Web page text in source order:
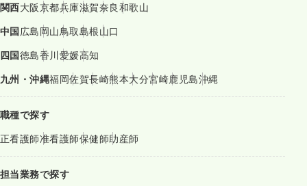
関西大阪京都兵庫滋賀奈良和歌山
中国広島岡山鳥取島根山口
四国徳島香川愛媛高知
九州・沖縄福岡佐賀長崎熊本大分宮崎鹿児島沖縄
職種で探す
正看護師准看護師保健師助産師
担当業務で探す